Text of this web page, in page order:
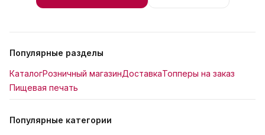
Популярные разделы
КаталогРозничный магазинДоставкаТопперы на заказ
Пищевая печать
Популярные категории